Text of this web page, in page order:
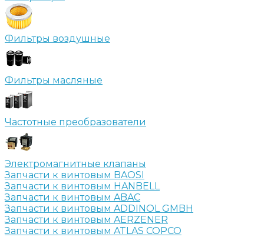
Фильтры воздушные
Фильтры масляные
Частотные преобразователи
Электромагнитные клапаны
Запчасти к винтовым BAOSI
Запчасти к винтовым HANBELL
Запчасти к винтовым ABAC
Запчасти к винтовым ADDINOL GMBH
Запчасти к винтовым AERZENER
Запчасти к винтовым ATLAS COPCO